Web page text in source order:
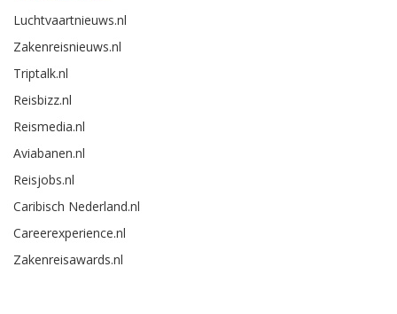
Luchtvaartnieuws.nl
Zakenreisnieuws.nl
Triptalk.nl
Reisbizz.nl
Reismedia.nl
Aviabanen.nl
Reisjobs.nl
Caribisch Nederland.nl
Careerexperience.nl
Zakenreisawards.nl